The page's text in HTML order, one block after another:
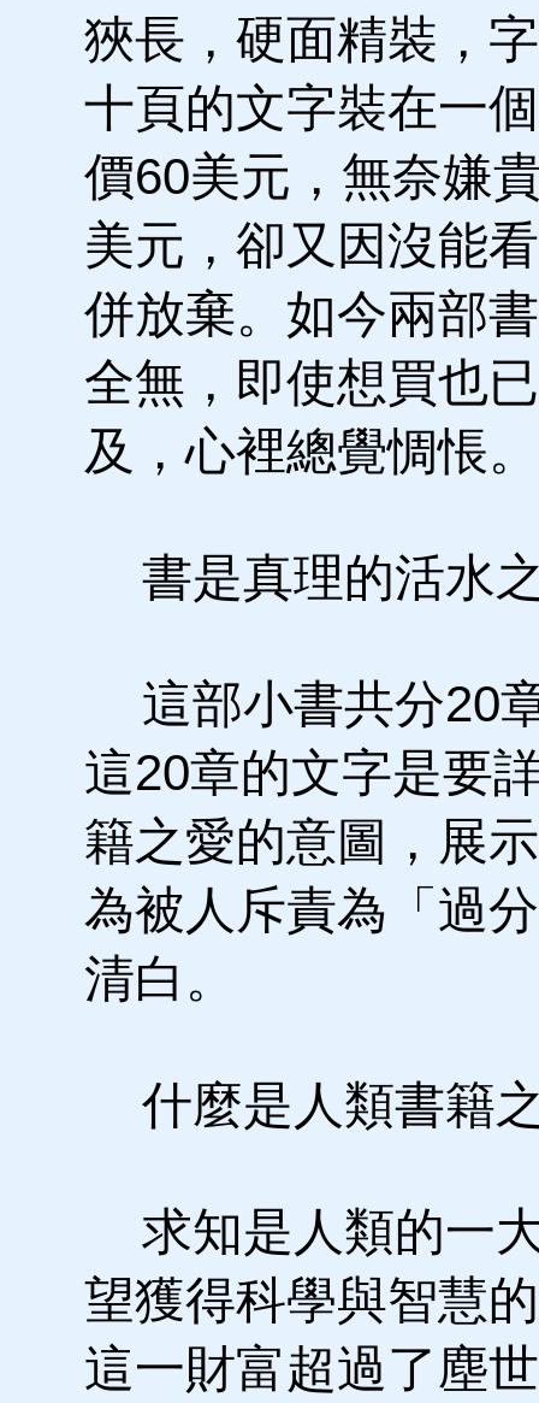
狹長，硬面精裝，
十頁的文字裝在一
價60美元，無奈嫌
美元，卻又因沒能
併放棄。如今兩部
全無，即使想買也
及，心裡總覺惆悵。
書是真理的活水
這部小書共分20
這20章的文字是要
籍之愛的意圖，展
為被人斥責為「過
清白。
什麼是人類書籍
求知是人類的一
望獲得科學與智慧
這一財富超過了塵